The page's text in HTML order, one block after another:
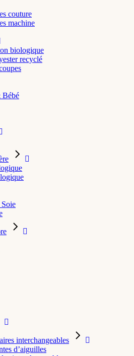
couture
machine
biologique
recyclé
Bébé
interchangeables
d’aiguilles